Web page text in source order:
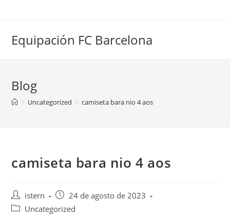
Equipación FC Barcelona
Blog
> Uncategorized > camiseta bara nio 4 aos
camiseta bara nio 4 aos
Autor
de
istern
Publicación
de
24 de agosto de 2023
Categoría
Uncategorized